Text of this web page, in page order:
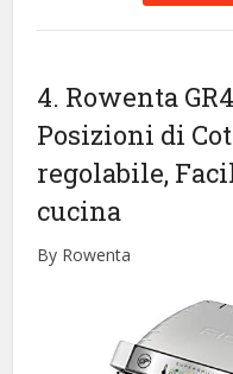
4. Rowenta
Posizioni di
regolabile,
cucina
By Rowenta